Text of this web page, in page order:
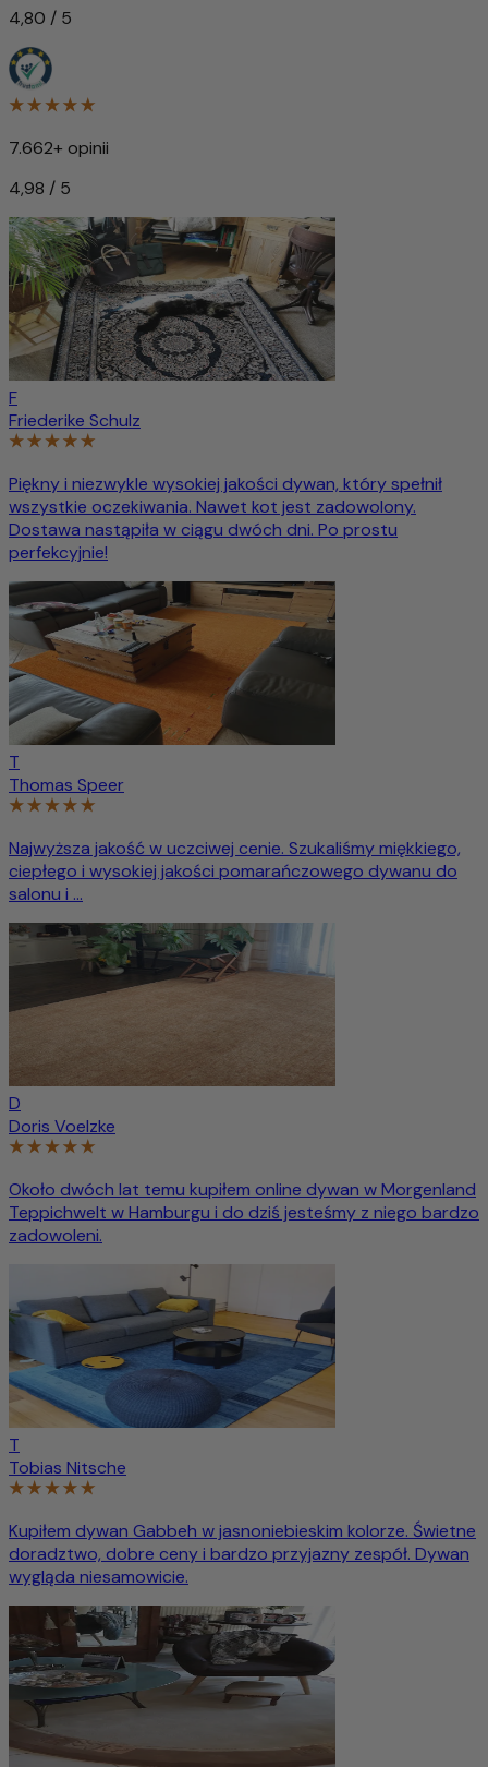
4,80 / 5
7.662+ opinii
4,98 / 5
F
Friederike Schulz
Piękny i niezwykle wysokiej jakości dywan, który spełnił
wszystkie oczekiwania. Nawet kot jest zadowolony.
Dostawa nastąpiła w ciągu dwóch dni. Po prostu
perfekcyjnie!
T
Thomas Speer
Najwyższa jakość w uczciwej cenie. Szukaliśmy miękkiego,
ciepłego i wysokiej jakości pomarańczowego dywanu do
salonu i ...
D
Doris Voelzke
Około dwóch lat temu kupiłem online dywan w Morgenland
Teppichwelt w Hamburgu i do dziś jesteśmy z niego bardzo
zadowoleni.
T
Tobias Nitsche
Kupiłem dywan Gabbeh w jasnoniebieskim kolorze. Świetne
doradztwo, dobre ceny i bardzo przyjazny zespół. Dywan
wygląda niesamowicie.